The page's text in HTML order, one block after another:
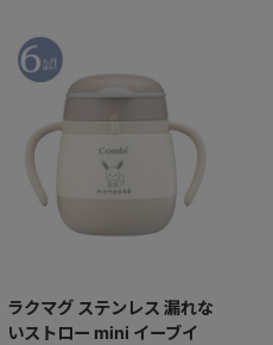
ラクマグ ステンレス 漏れな
いストロー mini イーブイ